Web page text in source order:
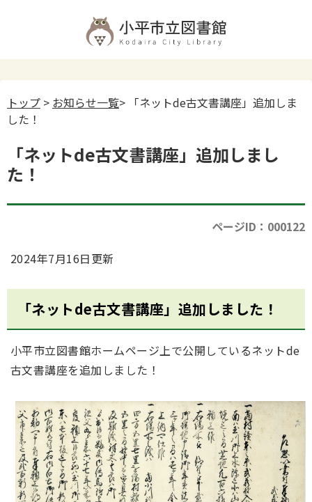
トップ > お知らせ一覧> 「ネットde古文書講座」追加しま
した！
「ネットde古文書講座」追加しまし
た！
ページID：000122
2024年7月16日更新
「ネットde古文書講座」追加しました！
小平市立図書館ホームページ上で公開しているネットde
古文書講座を追加しました！